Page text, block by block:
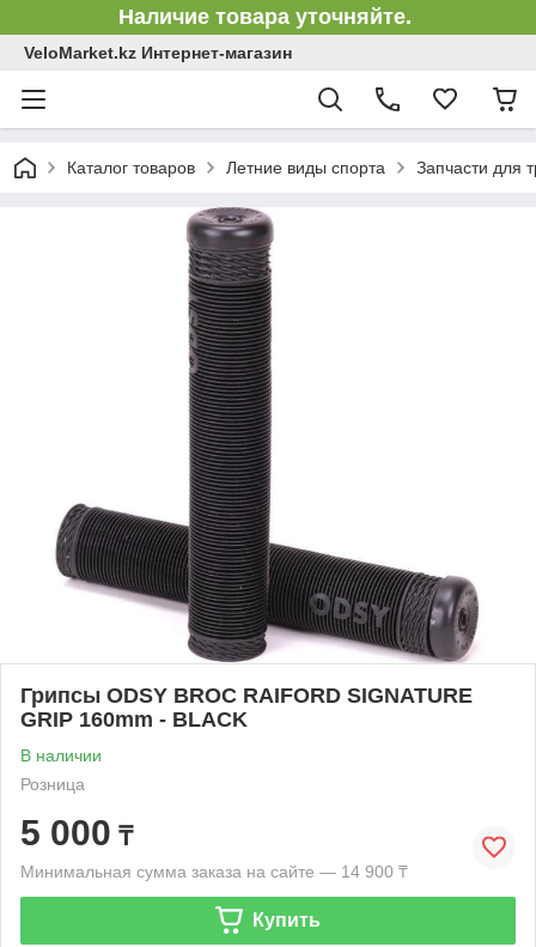
Наличие товара уточняйте.
VeloMarket.kz Интернет-магазин
Каталог товаров Летние виды спорта Запчасти для
Грипсы ODSY BROC RAIFORD SIGNATURE
GRIP 160mm - BLACK
В наличии
Розница
5 000 ₸
Минимальная сумма заказа на сайте — 14 900 ₸
Купить